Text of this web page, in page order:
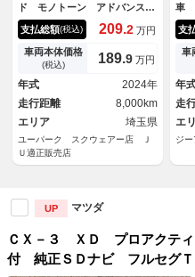
ド モノトーン アドバンスト
ＳＣＢＳ・フルセグナビ・全周
囲カメラ・ＢＴオーディオ・Ｌ
ＥＤライト・フォグＬＥＤ・ハ
ーフレザーシート・シートヒー
ター・ＡＣＣ・ＬＫＡ・ＢＳ
Ｍ・ＨＵＤ・Ｃソナー・アイド
リングストップ
支払総額(税込) 209.2 万円
車両本体価格
(税込) 189.9 万円
年式
2024年
走行距離
8,000km
エリア
埼玉県
ユーパーク スクウェアー店 Ｊ
Ｕ適正販売店
車
フ
コ
イ
ッ
ｔ
ン
支
車
年
走
エ
ジ
UP マツダ
ＣＸ－３ ＸＤ プロアクテ
付 純正ＳＤナビ フルセグ